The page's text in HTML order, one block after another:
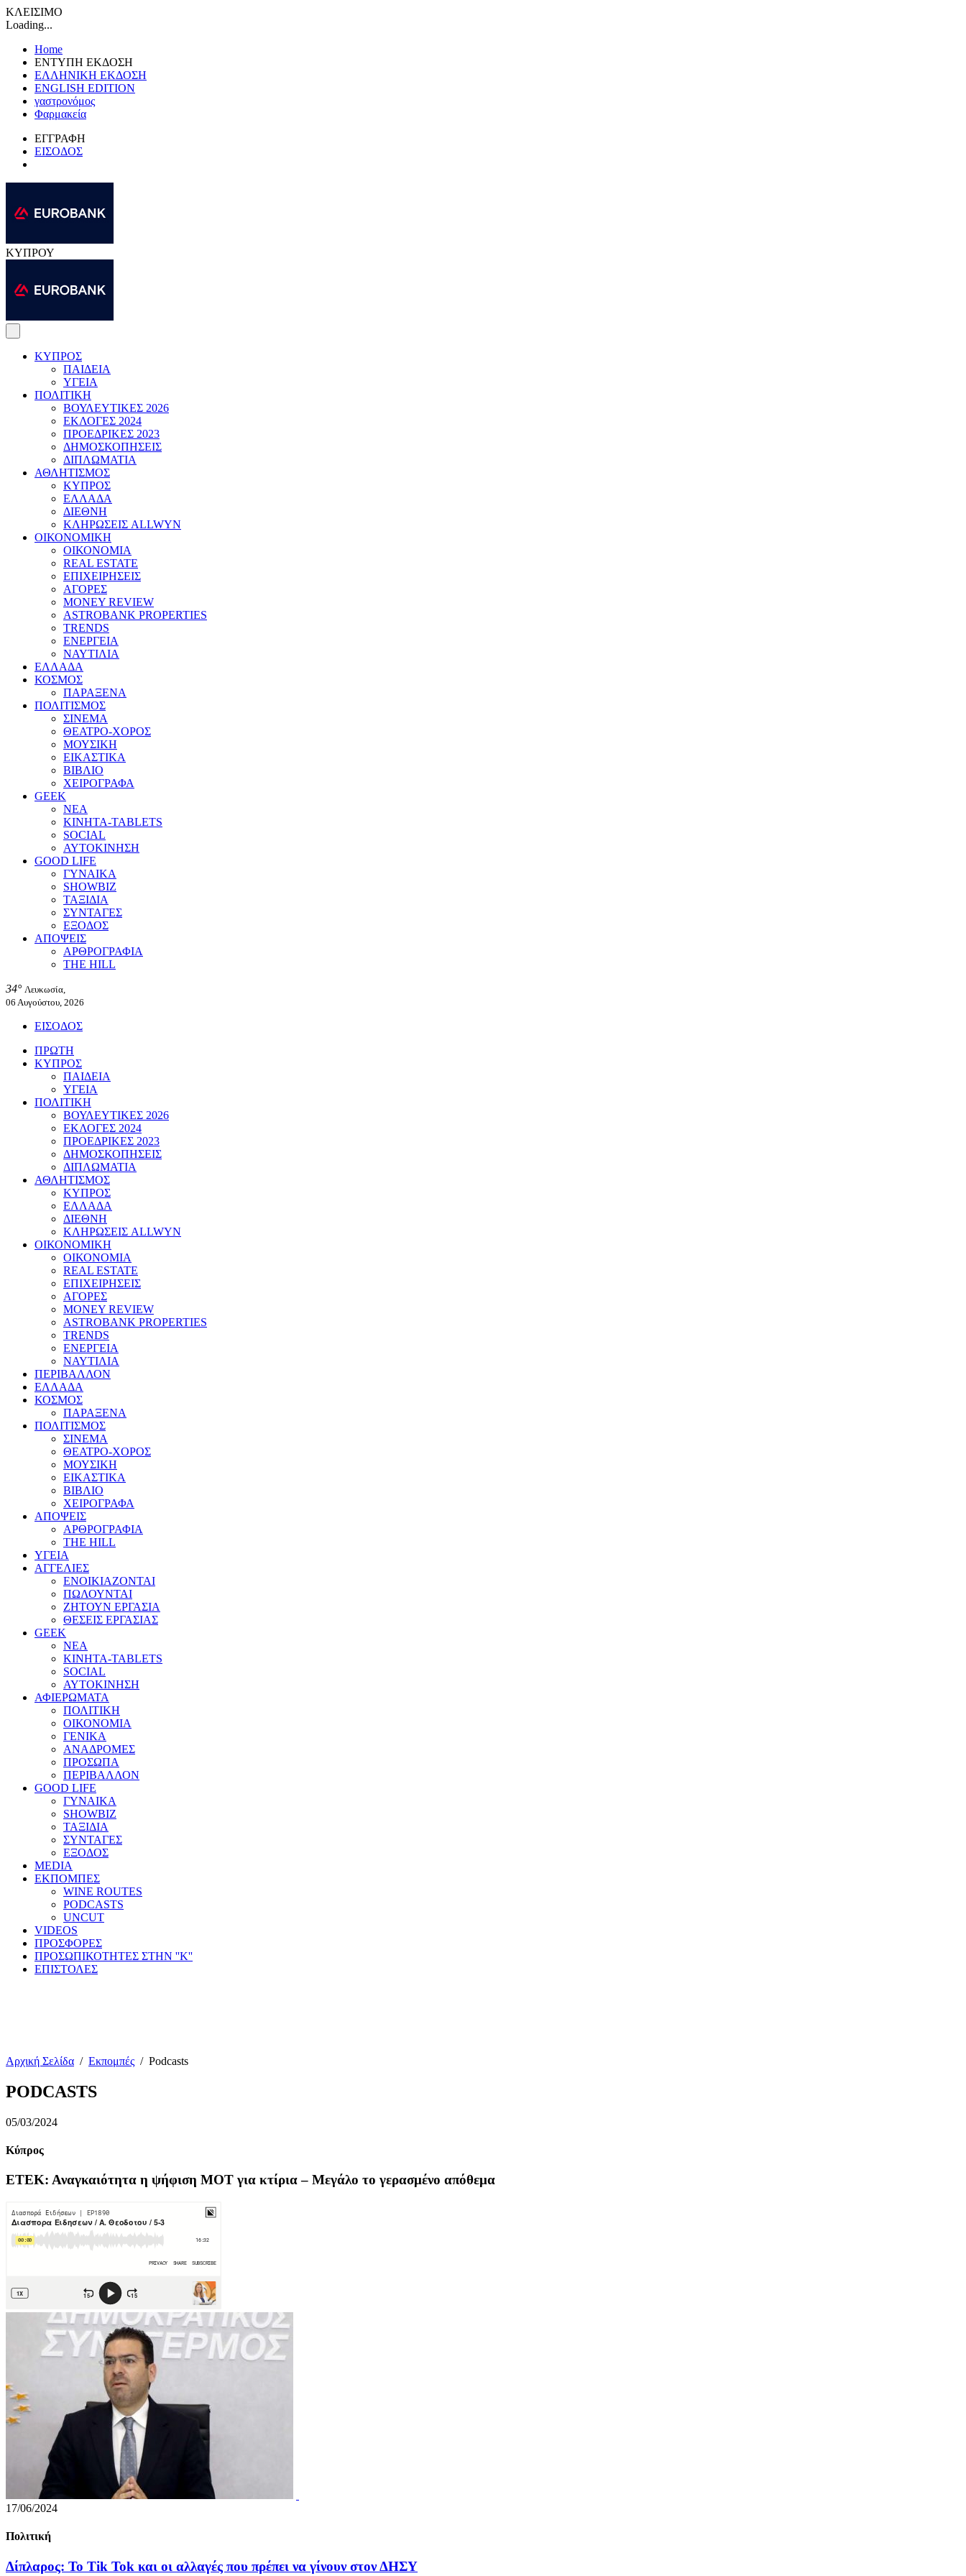
ΚΛΕΙΣΙΜΟ
Loading...
Home
ΕΝΤΥΠΗ ΕΚΔΟΣΗ
ΕΛΛΗΝΙΚΗ ΕΚΔΟΣΗ
ENGLISH EDITION
γαστρονόμος
Φαρμακεία
ΕΓΓΡΑΦΗ
ΕΙΣΟΔΟΣ
ΚΥΠΡΟΥ
ΚΥΠΡΟΣ
ΠΑΙΔΕΙΑ
ΥΓΕΙΑ
ΠΟΛΙΤΙΚΗ
ΒΟΥΛΕΥΤΙΚΕΣ 2026
ΕΚΛΟΓΕΣ 2024
ΠΡΟΕΔΡΙΚΕΣ 2023
ΔΗΜΟΣΚΟΠΗΣΕΙΣ
ΔΙΠΛΩΜΑΤΙΑ
ΑΘΛΗΤΙΣΜΟΣ
ΚΥΠΡΟΣ
ΕΛΛΑΔΑ
ΔΙΕΘΝΗ
ΚΛΗΡΩΣΕΙΣ ALLWYN
ΟΙΚΟΝΟΜΙΚΗ
ΟΙΚΟΝΟΜΙΑ
REAL ESTATE
ΕΠΙΧΕΙΡΗΣΕΙΣ
ΑΓΟΡΕΣ
MONEY REVIEW
ASTROBANK PROPERTIES
TRENDS
ΕΝΕΡΓΕΙΑ
ΝΑΥΤΙΛΙΑ
ΕΛΛΑΔΑ
ΚΟΣΜΟΣ
ΠΑΡΑΞΕΝΑ
ΠΟΛΙΤΙΣΜΟΣ
ΣΙΝΕΜΑ
ΘΕΑΤΡΟ-ΧΟΡΟΣ
ΜΟΥΣΙΚΗ
ΕΙΚΑΣΤΙΚΑ
ΒΙΒΛΙΟ
ΧΕΙΡΟΓΡΑΦΑ
GEEK
ΝΕΑ
ΚΙΝΗΤΑ-TABLETS
SOCIAL
ΑΥΤΟΚΙΝΗΣΗ
GOOD LIFE
ΓΥΝΑΙΚΑ
SHOWBIZ
ΤΑΞΙΔΙΑ
ΣΥΝΤΑΓΕΣ
ΕΞΟΔΟΣ
ΑΠΟΨΕΙΣ
ΑΡΘΡΟΓΡΑΦΙΑ
THE HILL
34° Λευκωσία,
06 Αυγούστου, 2026
ΕΙΣΟΔΟΣ
ΠΡΩΤΗ
ΚΥΠΡΟΣ
ΠΑΙΔΕΙΑ
ΥΓΕΙΑ
ΠΟΛΙΤΙΚΗ
ΒΟΥΛΕΥΤΙΚΕΣ 2026
ΕΚΛΟΓΕΣ 2024
ΠΡΟΕΔΡΙΚΕΣ 2023
ΔΗΜΟΣΚΟΠΗΣΕΙΣ
ΔΙΠΛΩΜΑΤΙΑ
ΑΘΛΗΤΙΣΜΟΣ
ΚΥΠΡΟΣ
ΕΛΛΑΔΑ
ΔΙΕΘΝΗ
ΚΛΗΡΩΣΕΙΣ ALLWYN
ΟΙΚΟΝΟΜΙΚΗ
ΟΙΚΟΝΟΜΙΑ
REAL ESTATE
ΕΠΙΧΕΙΡΗΣΕΙΣ
ΑΓΟΡΕΣ
MONEY REVIEW
ASTROBANK PROPERTIES
TRENDS
ΕΝΕΡΓΕΙΑ
ΝΑΥΤΙΛΙΑ
ΠΕΡΙΒΑΛΛΟΝ
ΕΛΛΑΔΑ
ΚΟΣΜΟΣ
ΠΑΡΑΞΕΝΑ
ΠΟΛΙΤΙΣΜΟΣ
ΣΙΝΕΜΑ
ΘΕΑΤΡΟ-ΧΟΡΟΣ
ΜΟΥΣΙΚΗ
ΕΙΚΑΣΤΙΚΑ
ΒΙΒΛΙΟ
ΧΕΙΡΟΓΡΑΦΑ
ΑΠΟΨΕΙΣ
ΑΡΘΡΟΓΡΑΦΙΑ
THE HILL
ΥΓΕΙΑ
ΑΓΓΕΛΙΕΣ
ΕΝΟΙΚΙΑΖΟΝΤΑΙ
ΠΩΛΟΥΝΤΑΙ
ΖΗΤΟΥΝ ΕΡΓΑΣΙΑ
ΘΕΣΕΙΣ ΕΡΓΑΣΙΑΣ
GEEK
ΝΕΑ
ΚΙΝΗΤΑ-TABLETS
SOCIAL
ΑΥΤΟΚΙΝΗΣΗ
ΑΦΙΕΡΩΜΑΤΑ
ΠΟΛΙΤΙΚΗ
ΟΙΚΟΝΟΜΙΑ
ΓΕΝΙΚΑ
ΑΝΑΔΡΟΜΕΣ
ΠΡΟΣΩΠΑ
ΠΕΡΙΒΑΛΛΟΝ
GOOD LIFE
ΓΥΝΑΙΚΑ
SHOWBIZ
ΤΑΞΙΔΙΑ
ΣΥΝΤΑΓΕΣ
ΕΞΟΔΟΣ
MEDIA
ΕΚΠΟΜΠΕΣ
WINE ROUTES
PODCASTS
UNCUT
VIDEOS
ΠΡΟΣΦΟΡΕΣ
ΠΡΟΣΩΠΙΚΟΤΗΤΕΣ ΣΤΗΝ ''Κ''
ΕΠΙΣΤΟΛΕΣ
Αρχική Σελίδα / Εκπομπές / Podcasts
PODCASTS
05/03/2024
Κύπρος
ΕΤΕΚ: Αναγκαιότητα η ψήφιση ΜΟΤ για κτίρια – Μεγάλο το γερασμένο απόθεμα
17/06/2024
Πολιτική
Δίπλαρος: Το Tik Tok και οι αλλαγές που πρέπει να γίνουν στον ΔΗΣΥ